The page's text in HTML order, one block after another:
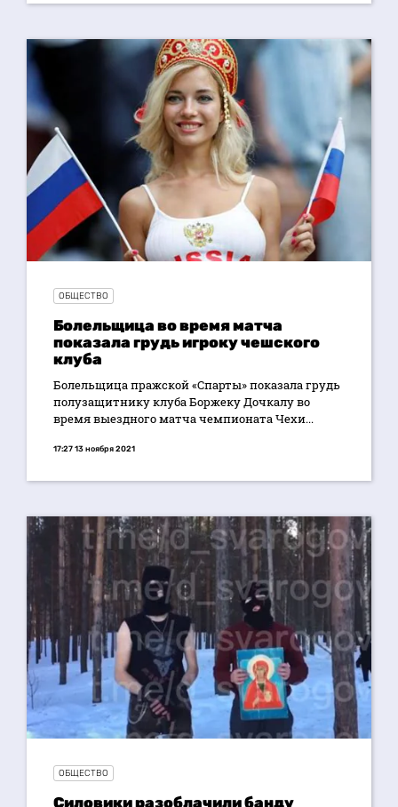
ОБЩЕСТВО
Болельщица во время матча
показала грудь игроку чешского
клуба
Болельщица пражской «Спарты» показала грудь
полузащитнику клуба Боржеку Дочкалу во
время выездного матча чемпионата Чехи...
17:27 13 ноября 2021
ОБЩЕСТВО
Силовики разоблачили банду